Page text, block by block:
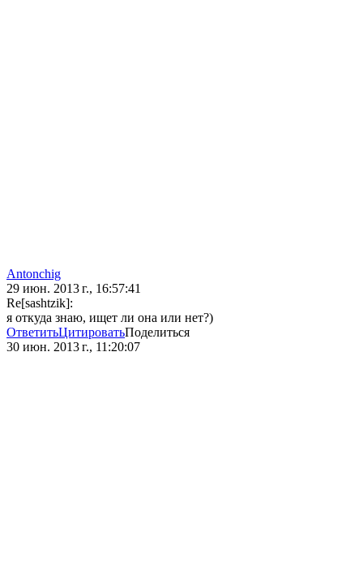
Antonchig
29 июн. 2013 г., 16:57:41
Re[sashtzik]:
я откуда знаю, ищет ли она или нет?)
ОтветитьЦитироватьПоделиться
30 июн. 2013 г., 11:20:07